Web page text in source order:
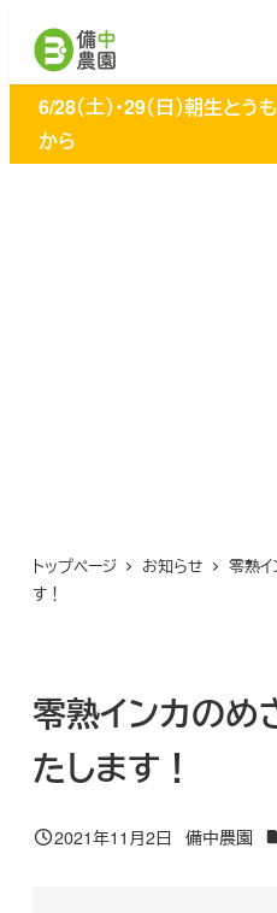
ン
ン
6/28（土）・29（日）朝生と
から
トップページ お知らせ
零熟
す！
零熟インカの
たします！
投稿日
2021年11月2日
著
備中農園